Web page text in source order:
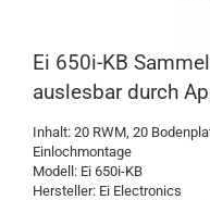
Ei 650i-KB
auslesbar durch
Inhalt: 20 RWM, 20
Einlochmontage
Modell: Ei 650i-KB
Hersteller: Ei Electronics